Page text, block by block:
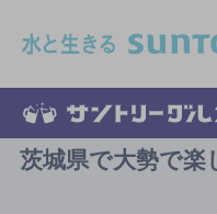
茨城県で大勢で楽